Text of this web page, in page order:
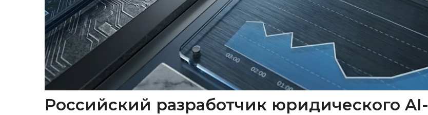
Российский разработчик юридического AI-